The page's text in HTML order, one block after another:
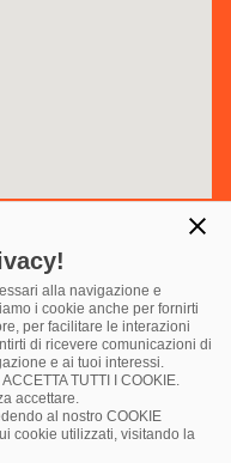
alla navigazione e
i cookie anche per fornirti
per facilitare le interazioni
di ricevere comunicazioni di
e ai tuoi interessi.
TUTTI I COOKIE.
accettare.
al nostro COOKIE
cookie utilizzati, visitando la